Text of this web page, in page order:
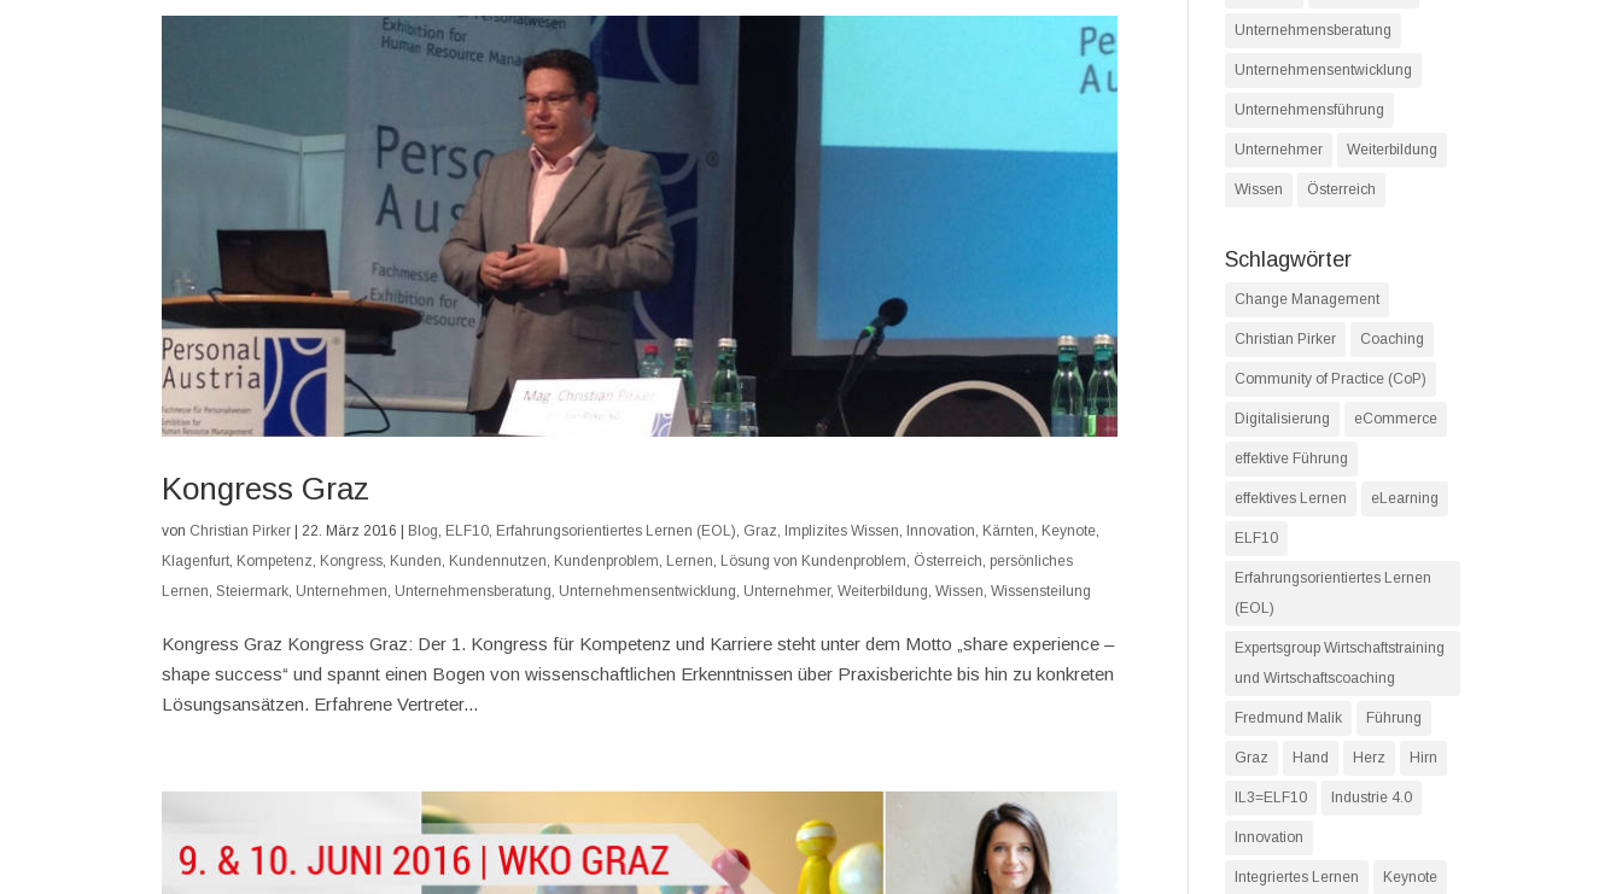
Kongress Graz
von Christian Pirker | 22. März 2016 | Blog ELF10 Erfahrungsorientiertes Lernen (EOL) Graz Implizites Wissen Innovation Kärnten Keynote
Klagenfurt Kompetenz Kongress Kunden Kundennutzen Kundenproblem Lernen Lösung von Kundenproblem Österreich persönliches
Lernen ,Steiermark Unternehmen Unternehmensberatung Unternehmensentwicklung Unternehmer,Weiterbildung ,Wissen ,Wissensteilung
Kongress Graz Kongress Graz: Der 1. Kongress für Kompetenz und Karriere steht unter dem Motto „share experience –
shape success“ und spannt einen Bogen von wissenschaftlichen Erkenntnissen über Praxisberichte bis hin zu konkreten
Lösungsansätzen. Erfahrene Vertreter...
Unternehmensberatung
Unternehmensentwicklung
Unternehmensführung
Unternehmer Weiterbildung
Wissen Österreich
Schlagwörter
Change Management
Christian Pirker Coaching
Community of Practice (CoP)
Digitalisierung eCommerce
effektive Führung
effektives Lernen eLearning
ELF10
Erfahrungsorientiertes Lernen
(EOL)
Expertsgroup Wirtschaftstraining
und Wirtschaftscoaching
Fredmund Malik Führung
Graz Hand Herz Hirn
IL3=ELF10 Industrie 4.0
Innovation
Integriertes Lernen Keynote